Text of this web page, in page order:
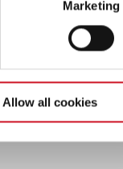
Marketing
Allow all cookies
60.790,– €
Precio a partir dea)
5,99 m